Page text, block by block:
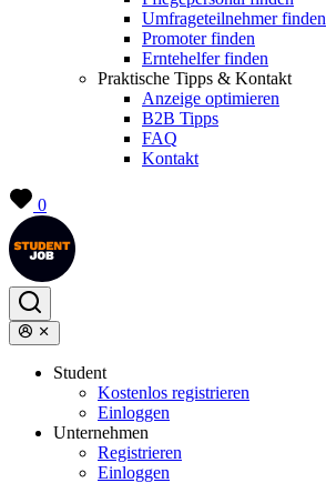
Umfrageteilnehmer finden
Promoter finden
Erntehelfer finden
Praktische Tipps & Kontakt
Anzeige optimieren
B2B Tipps
FAQ
Kontakt
0
Student
Kostenlos registrieren
Einloggen
Unternehmen
Registrieren
Einloggen